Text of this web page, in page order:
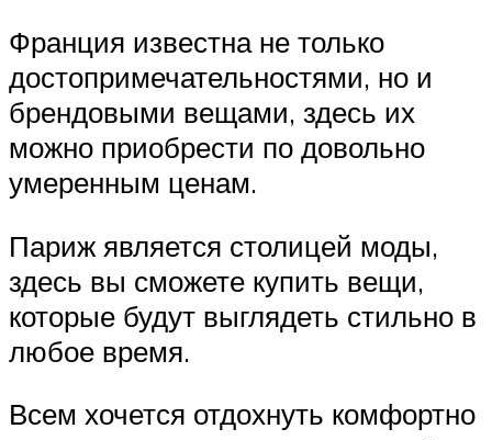
Франция известна не только
достопримечательностями, но и
брендовыми вещами, здесь их
можно приобрести по довольно
умеренным ценам.
Париж является столицей моды,
здесь вы сможете купить вещи,
которые будут выглядеть стильно в
любое время.
Всем хочется отдохнуть комфортно